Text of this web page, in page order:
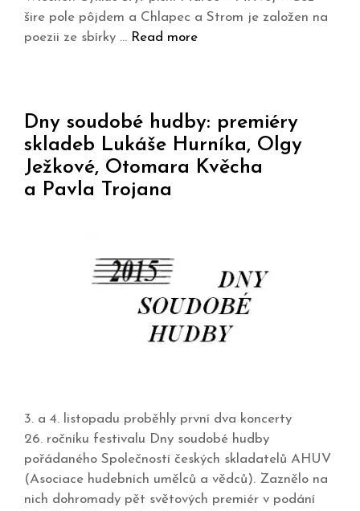
šire pole pôjdem a Chlapec a Strom je založen na
poezii ze sbírky … Read more
Dny soudobé hudby: premiéry
skladeb Lukáše Hurníka, Olgy
Ježkové, Otomara Kvěcha
a Pavla Trojana
3. a 4. listopadu proběhly první dva koncerty
26. ročníku festivalu Dny soudobé hudby
pořádaného Společností českých skladatelů AHUV
(Asociace hudebních umělců a vědců). Zaznělo na
nich dohromady pět světových premiér v podání